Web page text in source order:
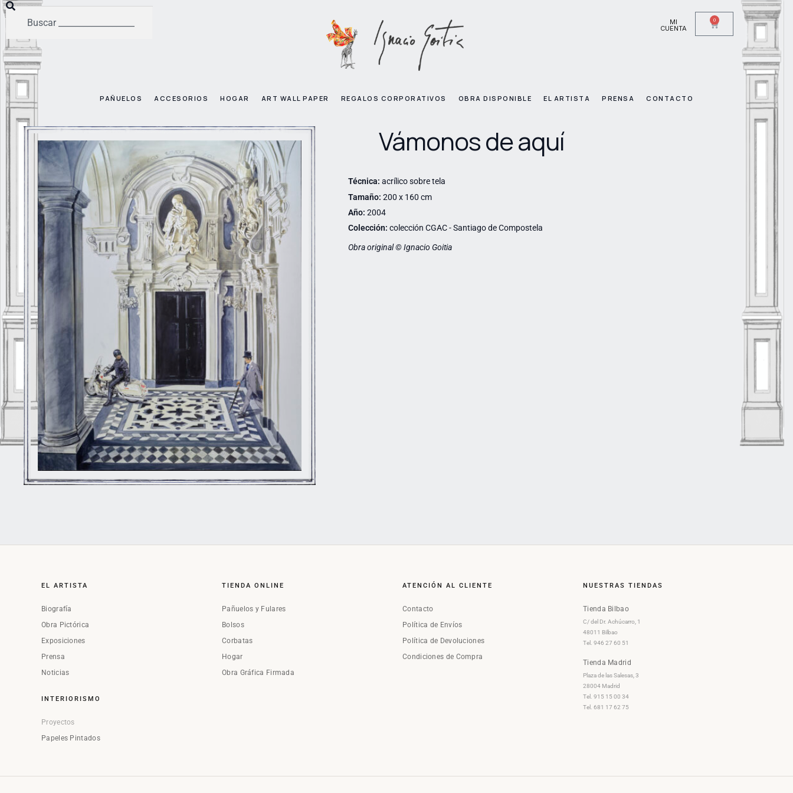
MI
CUENTA
0
PAÑUELOS ACCESORIOS HOGAR ART WALL PAPER REGALOS CORPORATIVOS OBRA DISPONIBLE EL ARTISTA PRENSA CONTACTO
Vámonos de aquí
Técnica: acrílico sobre tela
Tamaño: 200 x 160 cm
Año: 2004
Colección: colección CGAC - Santiago de Compostela
Obra original © Ignacio Goitia
EL ARTISTA
Biografía
Obra Pictórica
Exposiciones
Prensa
Noticias
INTERIORISMO
Proyectos
Papeles Pintados
TIENDA ONLINE
Pañuelos y Fulares
Bolsos
Corbatas
Hogar
Obra Gráfica Firmada
ATENCIÓN AL CLIENTE
Contacto
Política de Envíos
Política de Devoluciones
Condiciones de Compra
NUESTRAS TIENDAS
Tienda Bilbao
C/ del Dr. Achúcarro, 1
48011 Bilbao
Tel. 946 27 60 51
Tienda Madrid
Plaza de las Salesas, 3
28004 Madrid
Tel. 915 15 00 34
Tel. 681 17 62 75